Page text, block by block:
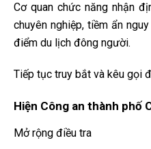
Cơ quan chức năng nhận
chuyên nghiệp, tiềm ẩn
điểm du lịch đông người.
Tiếp tục truy bắt và kêu gọi
Hiện Công an thành phố
Mở rộng điều tra